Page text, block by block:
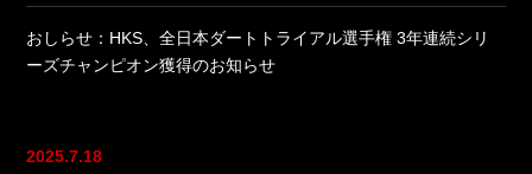
おしらせ：HKS、全日本ダートトライアル選手権 3年連続シリ
ーズチャンピオン獲得のお知らせ
2025.7.18